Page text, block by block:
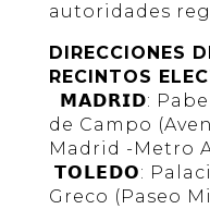
autoridades
DIRECCIONES
RECINTOS
𝗠𝗔𝗗𝗥𝗜𝗗:
de Campo
Madrid -Metro
𝗧𝗢𝗟𝗘𝗗𝗢:
Greco (Paseo